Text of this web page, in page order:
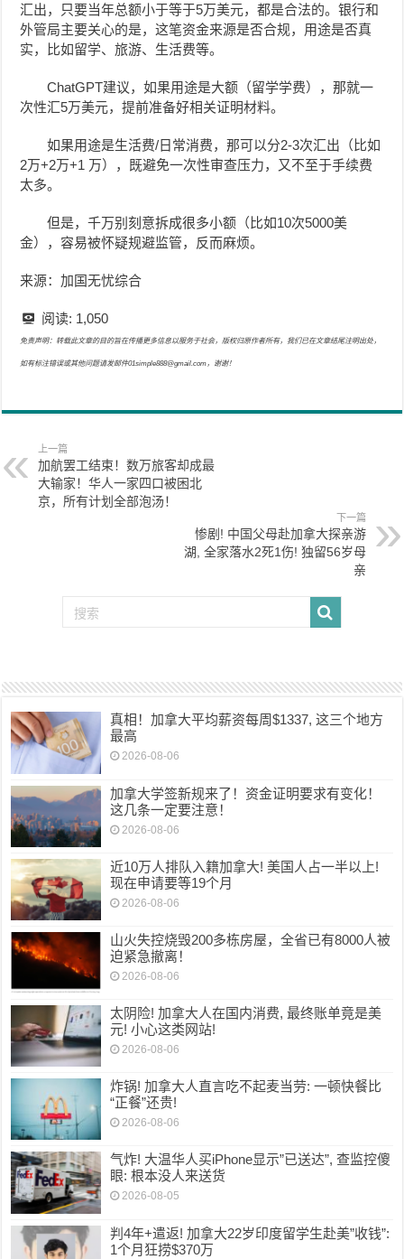
汇出，只要当年总额小于等于5万美元，都是合法的。银行和
外管局主要关心的是，这笔资金来源是否合规，用途是否真
实，比如留学、旅游、生活费等。
ChatGPT建议，如果用途是大额（留学学费），那就一
次性汇5万美元，提前准备好相关证明材料。
如果用途是生活费/日常消费，那可以分2-3次汇出（比如
2万+2万+1 万），既避免一次性审查压力，又不至于手续费
太多。
但是，千万别刻意拆成很多小额（比如10次5000美
金），容易被怀疑规避监管，反而麻烦。
来源：加国无忧综合
阅读: 1,050
免责声明：转载此文章的目的旨在传播更多信息以服务于社会，版权归原作者所有，我们已在文章结尾注明出处，
如有标注错误或其他问题请发邮件01simple888@gmail.com，谢谢！
上一篇
加航罢工结束！数万旅客却成最
大输家！华人一家四口被困北
京，所有计划全部泡汤！
下一篇
惨剧! 中国父母赴加拿大探亲游
湖, 全家落水2死1伤! 独留56岁母
亲
真相！加拿大平均薪资每周$1337, 这三个地方
最高
2026-08-06
加拿大学签新规来了！资金证明要求有变化！
这几条一定要注意！
2026-08-06
近10万人排队入籍加拿大! 美国人占一半以上!
现在申请要等19个月
2026-08-06
山火失控烧毁200多栋房屋，全省已有8000人被
迫紧急撤离！
2026-08-06
太阴险! 加拿大人在国内消费, 最终账单竟是美
元! 小心这类网站!
2026-08-06
炸锅! 加拿大人直言吃不起麦当劳: 一顿快餐比
“正餐”还贵!
2026-08-06
气炸! 大温华人买iPhone显示”已送达”, 查监控傻
眼: 根本没人来送货
2026-08-05
判4年+遣返! 加拿大22岁印度留学生赴美”收钱”:
1个月狂捞$370万